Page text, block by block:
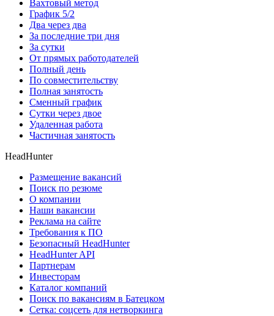
Вахтовый метод
График 5/2
Два через два
За последние три дня
За сутки
От прямых работодателей
Полный день
По совместительству
Полная занятость
Сменный график
Сутки через двое
Удаленная работа
Частичная занятость
HeadHunter
Размещение вакансий
Поиск по резюме
О компании
Наши вакансии
Реклама на сайте
Требования к ПО
Безопасный HeadHunter
HeadHunter API
Партнерам
Инвесторам
Каталог компаний
Поиск по вакансиям в Батецком
Сетка: соцсеть для нетворкинга